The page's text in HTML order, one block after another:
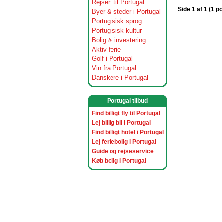
Rejsen til Portugal
Byer & steder i Portugal
Portugisisk sprog
Portugisisk kultur
Bolig & investering
Aktiv ferie
Golf i Portugal
Vin fra Portugal
Danskere i Portugal
Portugal tilbud
Find billigt fly til Portugal
Lej billig bil i Portugal
Find billigt hotel i Portugal
Lej feriebolig i Portugal
Guide og rejseservice
Køb bolig i Portugal
Side 1 af 1 (1